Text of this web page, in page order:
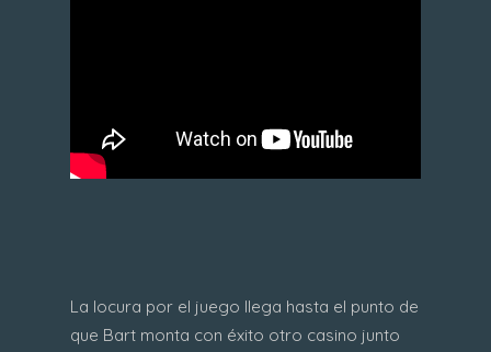
La locura por el juego llega hasta el punto de
que Bart monta con éxito otro casino junto